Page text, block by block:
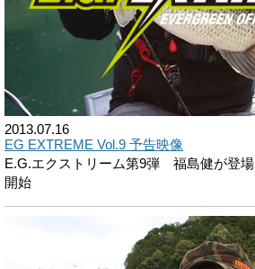
2013.07.16
EG EXTREME Vol.9 予告映像
E.G.エクストリーム第9弾 福島健が登
開始